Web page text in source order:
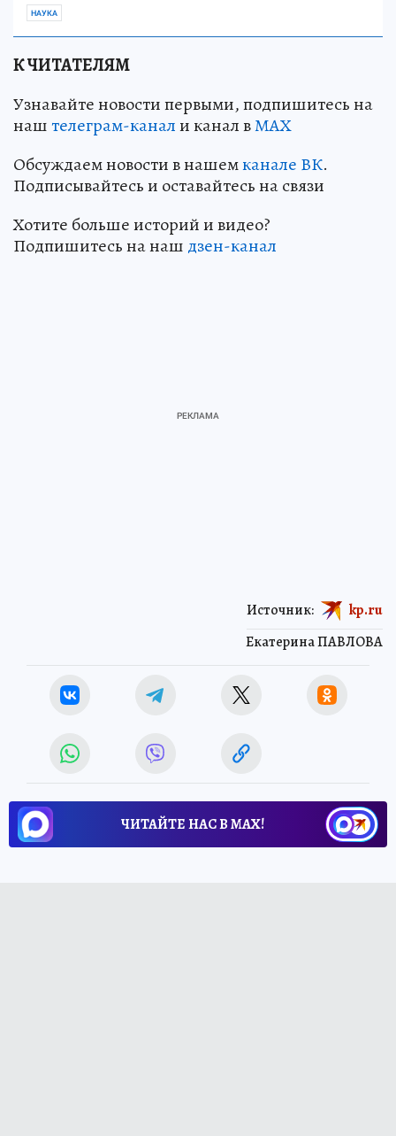
НАУКА
К ЧИТАТЕЛЯМ
Узнавайте новости первыми, подпишитесь на
наштелеграм-канали канал вМАХ
Обсуждаем новости в нашемканале ВК.
Подписывайтесь и оставайтесь на связи
Хотите больше историй и видео?
Подпишитесь на наш дзен-канал
Екатерина ПАВЛОВА
Источник: kp.ru
ЧИТАЙТЕ НАС В МАХ!